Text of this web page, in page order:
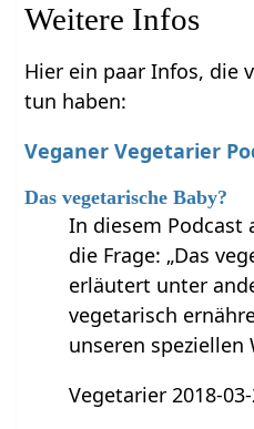
Weitere Infos
Hier ein paar Infos, die
tun haben:
Veganer Vegetarier
Das vegetarische Baby?
In diesem Podcast
die Frage: „Das
erläutert unter
vegetarisch
unseren
Vegetarier 2018-